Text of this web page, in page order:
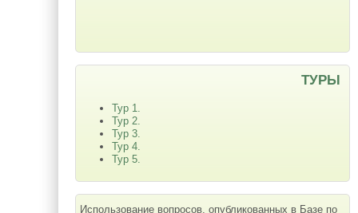
ТУРЫ
Тур 1.
Тур 2.
Тур 3.
Тур 4.
Тур 5.
Использование вопросов, опубликованных в Базе по